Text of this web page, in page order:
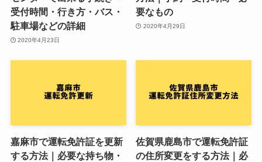
受付時間・行き方・バス・
駐車場などの詳細
2020年4月23日
要なもの
2020年4月29日
嘉麻市で運転免許証を更新
する方法｜必要な持ち物・
佐賀県鹿島市で運転免許証
の住所変更をする方法｜必